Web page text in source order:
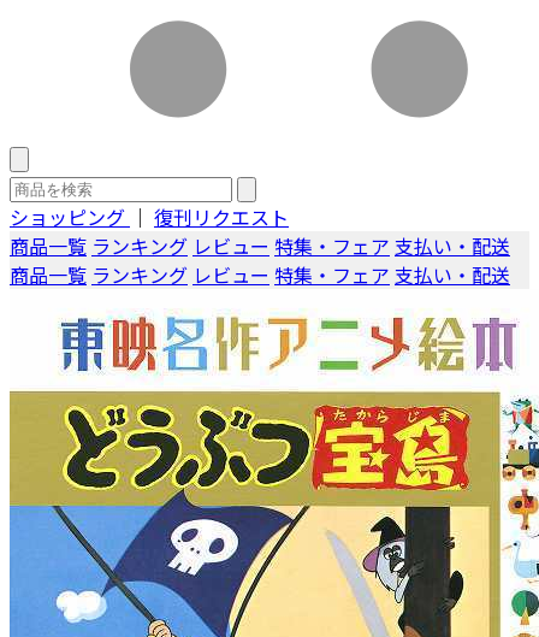
ショッピング ｜ 復刊リクエスト
商品一覧 ランキング レビュー 特集・フェア 支払い・配送
商品一覧 ランキング レビュー 特集・フェア 支払い・配送